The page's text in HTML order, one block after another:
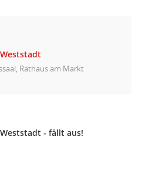
Rathaus am Markt
- fällt aus!